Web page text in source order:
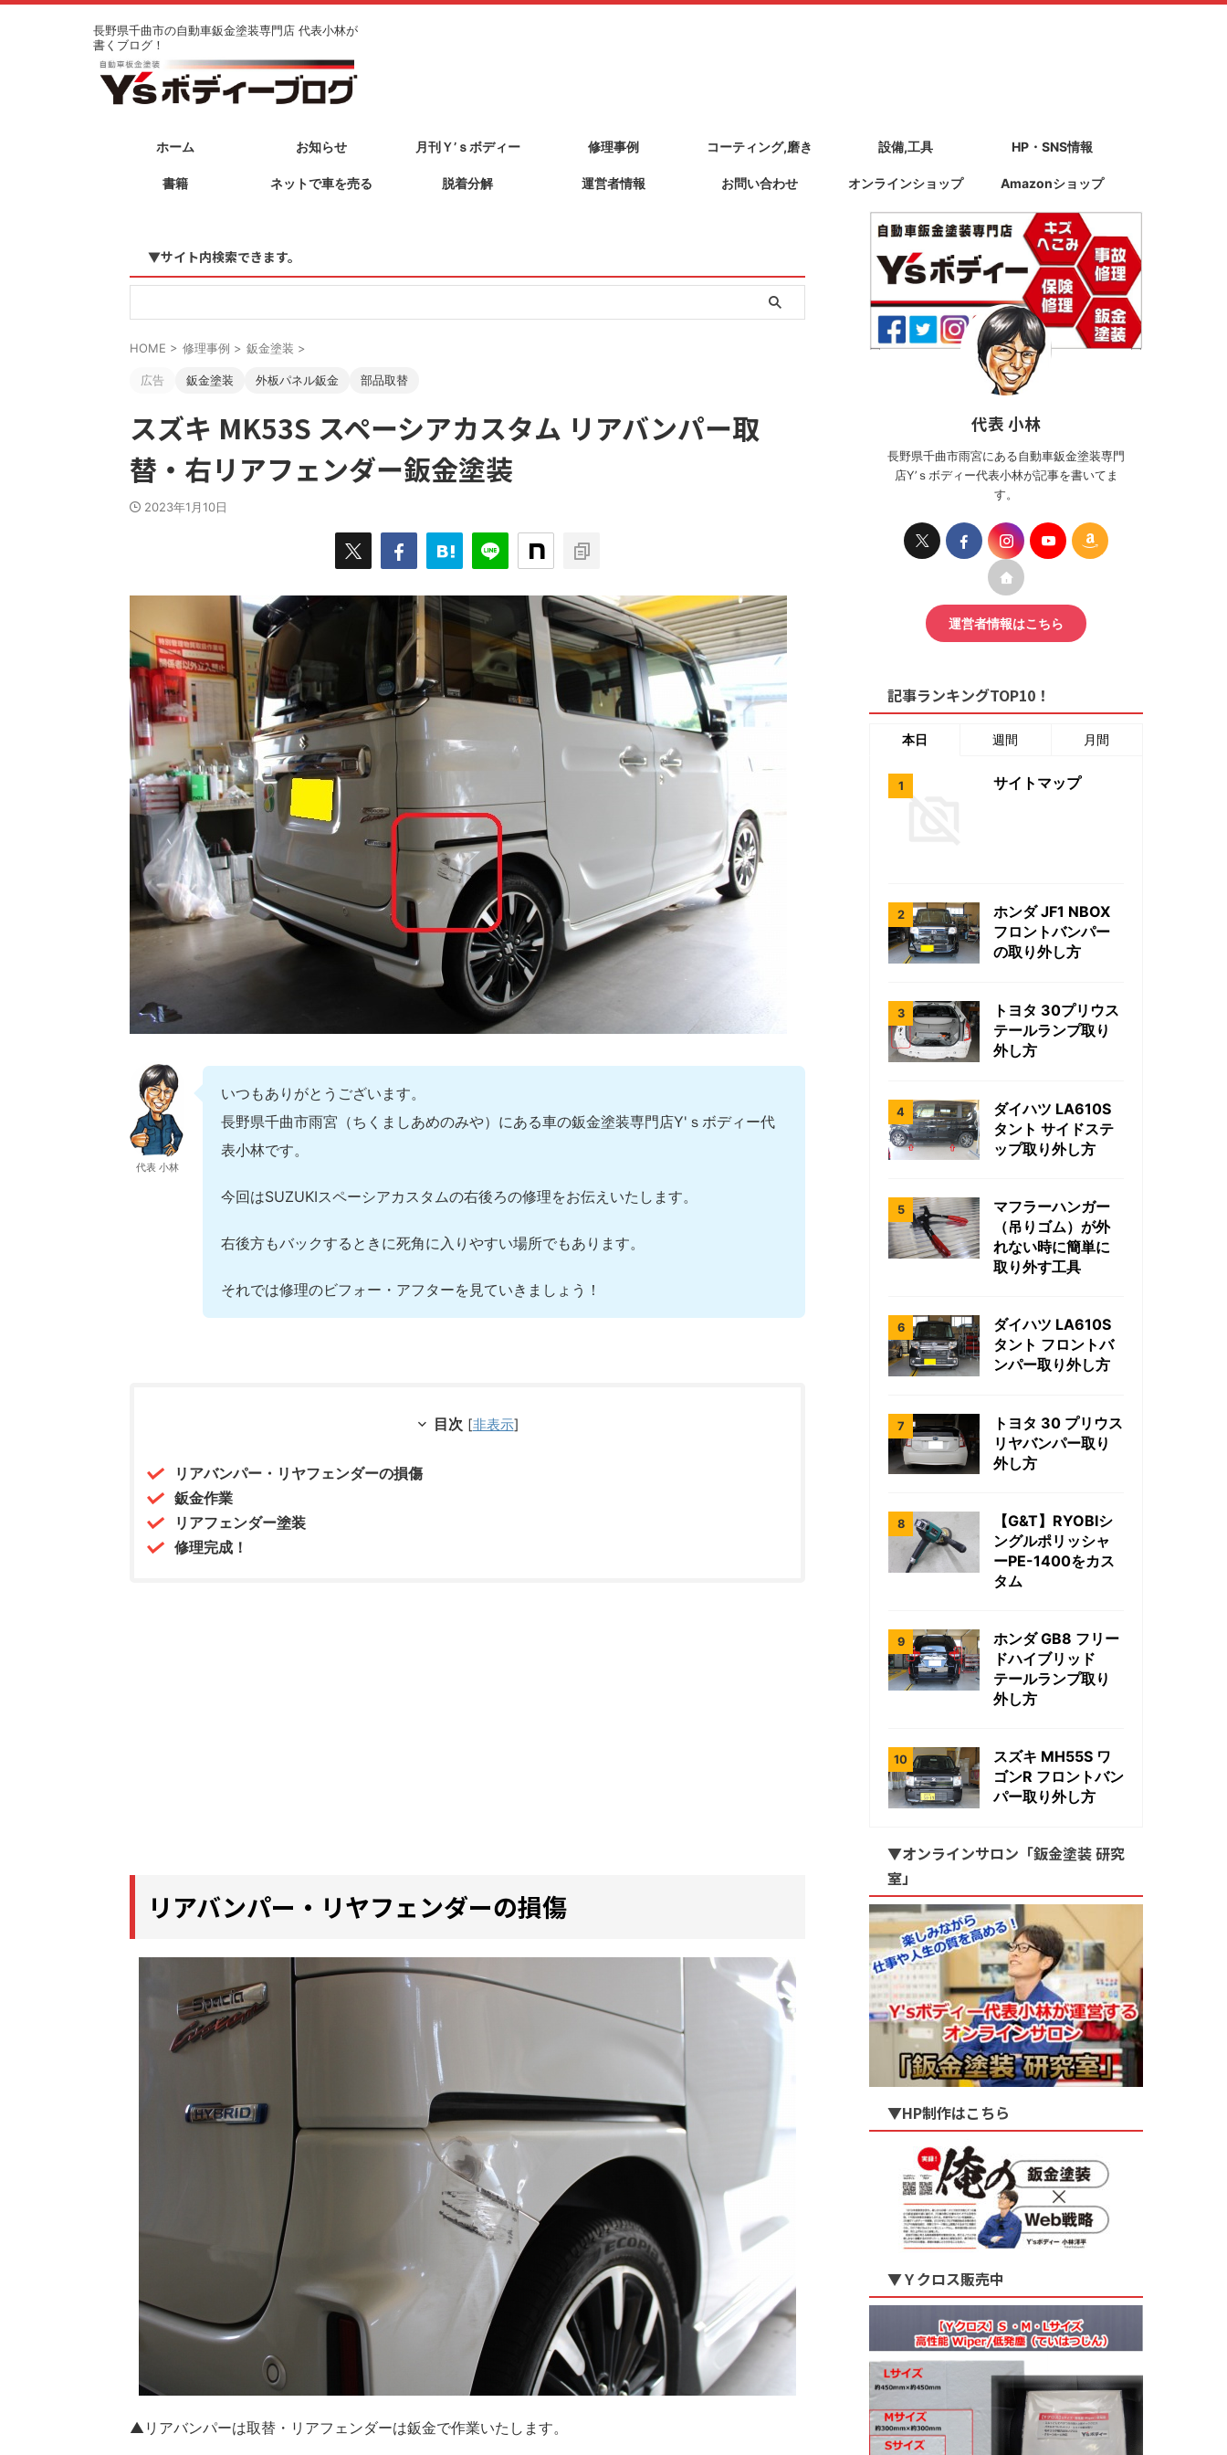
長野県千曲市の自動車鈑金塗装専門店 代表小林が
書くブログ！
ホーム お知らせ 月刊Ｙ’ｓボディー 修理事例 コーティング,磨き 設備,工具 HP・SNS情報
書籍 ネットで車を売る 脱着分解 運営者情報 お問い合わせ オンラインショップ Amazonショップ
▼サイト内検索できます。
HOME > 修理事例 > 鈑金塗装 >
広告 鈑金塗装 外板パネル鈑金 部品取替
スズキ MK53S スペーシアカスタム リアバンパー取
替・右リアフェンダー鈑金塗装
2023年1月10日
代表 小林
いつもありがとうございます。
長野県千曲市雨宮（ちくましあめのみや）にある車の鈑金塗装専門店Y'ｓボディー代
表小林です。
今回はSUZUKIスペーシアカスタムの右後ろの修理をお伝えいたします。
右後方もバックするときに死角に入りやすい場所でもあります。
それでは修理のビフォー・アフターを見ていきましょう！
目次 [非表示]
リアバンパー・リヤフェンダーの損傷
鈑金作業
リアフェンダー塗装
修理完成！
リアバンパー・リヤフェンダーの損傷
▲リアバンパーは取替・リアフェンダーは鈑金で作業いたします。
代表 小林
長野県千曲市雨宮にある自動車鈑金塗装専門
店Y’ｓボディー代表小林が記事を書いてま
す。
運営者情報はこちら
記事ランキングTOP10！
本日 週間 月間
サイトマップ
ホンダ JF1 NBOX
フロントバンパー
の取り外し方
トヨタ 30プリウス
テールランプ取り
外し方
ダイハツ LA610S
タント サイドステ
ップ取り外し方
マフラーハンガー
（吊りゴム）が外
れない時に簡単に
取り外す工具
ダイハツ LA610S
タント フロントバ
ンパー取り外し方
トヨタ 30 プリウス
リヤバンパー取り
外し方
【G&T】RYOBIシ
ングルポリッシャ
ーPE-1400をカス
タム
ホンダ GB8 フリー
ドハイブリッド
テールランプ取り
外し方
スズキ MH55S ワ
ゴンR フロントバン
パー取り外し方
▼オンラインサロン「鈑金塗装 研究
室」
▼HP制作はこちら
▼Ｙクロス販売中